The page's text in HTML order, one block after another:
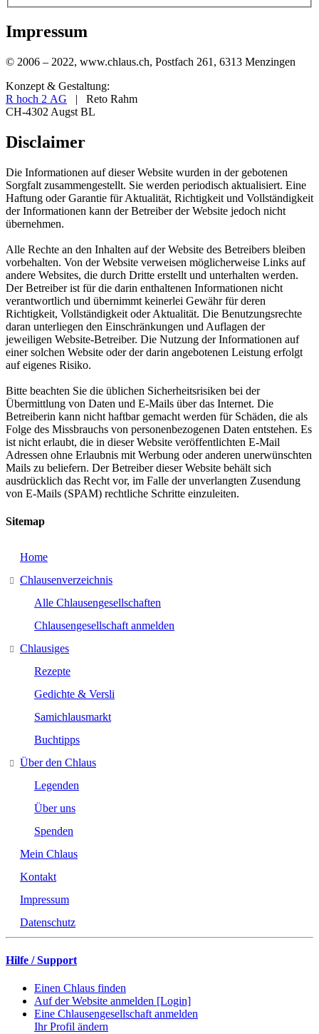
Impressum
© 2006 – 2022, www.chlaus.ch, Postfach 261, 6313 Menzingen
Konzept & Gestaltung:
R hoch 2 AG | Reto Rahm
CH-4302 Augst BL
Disclaimer
Die Informationen auf dieser Website wurden in der gebotenen
Sorgfalt zusammengestellt. Sie werden periodisch aktualisiert. Eine
Haftung oder Garantie für Aktualität, Richtigkeit und Vollständigkeit
der Informationen kann der Betreiber der Website jedoch nicht
übernehmen.
Alle Rechte an den Inhalten auf der Website des Betreibers bleiben
vorbehalten. Von der Website verweisen möglicherweise Links auf
andere Websites, die durch Dritte erstellt und unterhalten werden.
Der Betreiber ist für die darin enthaltenen Informationen nicht
verantwortlich und übernimmt keinerlei Gewähr für deren
Richtigkeit, Vollständigkeit oder Aktualität. Die Benutzungsrechte
daran unterliegen den Einschränkungen und Auflagen der
jeweiligen Website-Betreiber. Die Nutzung der Informationen auf
einer solchen Website oder der darin angebotenen Leistung erfolgt
auf eigenes Risiko.
Bitte beachten Sie die üblichen Sicherheitsrisiken bei der
Übermittlung von Daten und E-Mails über das Internet. Die
Betreiberin kann nicht haftbar gemacht werden für Schäden, die als
Folge des Missbrauchs von personenbezogenen Daten entstehen. Es
ist nicht erlaubt, die in dieser Website veröffentlichten E-Mail
Adressen ohne Erlaubnis mit Werbung oder anderen unerwünschten
Mails zu beliefern. Der Betreiber dieser Website behält sich
ausdrücklich das Recht vor, im Falle der unverlangten Zusendung
von E-Mails (SPAM) rechtliche Schritte einzuleiten.
Sitemap
Home
Chlausenverzeichnis
Alle Chlausengesellschaften
Chlausengesellschaft anmelden
Chlausiges
Rezepte
Gedichte & Versli
Samichlausmarkt
Buchtipps
Über den Chlaus
Legenden
Über uns
Spenden
Mein Chlaus
Kontakt
Impressum
Datenschutz
Hilfe / Support
Einen Chlaus finden
Auf der Website anmelden [Login]
Eine Chlausengesellschaft anmelden
Ihr Profil ändern